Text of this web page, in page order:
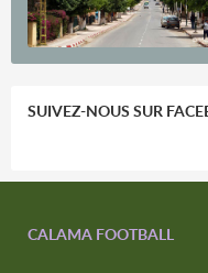
SUIVEZ-NOUS SUR
CALAMA FOOTBALL